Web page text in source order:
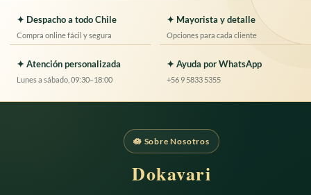
opciones
se
pueden
elegir
página
✦ Despacho a todo Chile
Compra online fácil y segura
✦ Mayorista y detalle
Opciones para cada cliente
✦ Atención personalizada
Lunes a sábado, 09:30–18:00
✦ Ayuda por WhatsApp
+56 9 5833 5355
🪷 Sobre Nosotros
Dokavari